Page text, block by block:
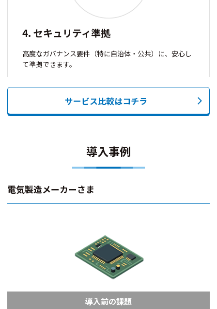
4. セキュリティ準拠
高度なガバナンス要件（特に自治体・公共）に、安心し
て準拠できます。
サービス比較はコチラ
導入事例
電気製造メーカーさま
導入前の課題